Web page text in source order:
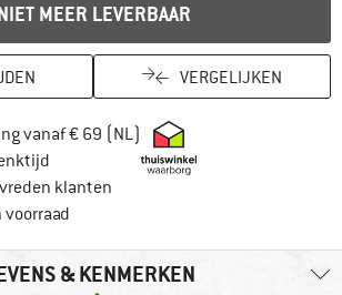
MEER LEVERBAAR
VERGELIJKEN
vanaf € 69 (NL) Vind hier de
Vind de betalingsinformatie hier!
klanten
& KENMERKEN